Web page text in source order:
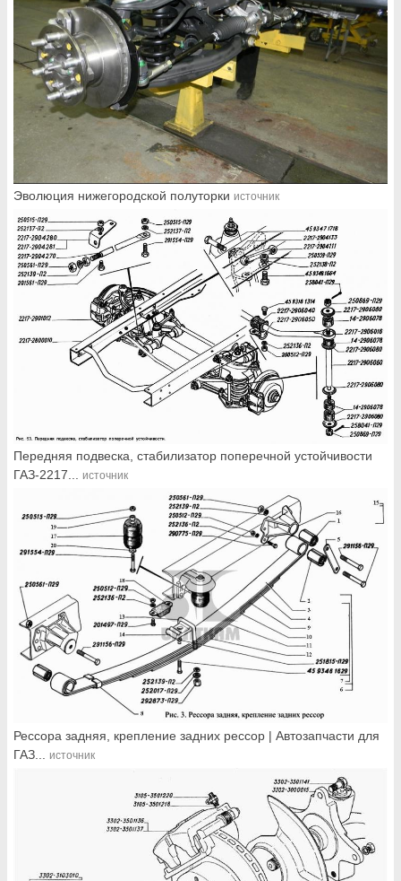
Эволюция нижегородской полуторки источник
Передняя подвеска, стабилизатор поперечной устойчивости
ГАЗ-2217... источник
Рессора задняя, крепление задних рессор | Автозапчасти для
ГАЗ...
источник